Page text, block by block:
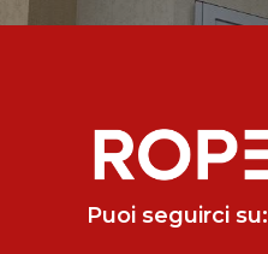
Puoi seguirci su: